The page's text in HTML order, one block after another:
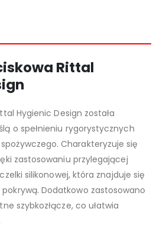
Rittal
Hygienic Design została
o spełnieniu rygorystycznych
Charakteryzuje się
zastosowaniu przylegającej
silikonowej, która znajduje się
Dodatkowo zastosowano
szybkozłącze, co ułatwia